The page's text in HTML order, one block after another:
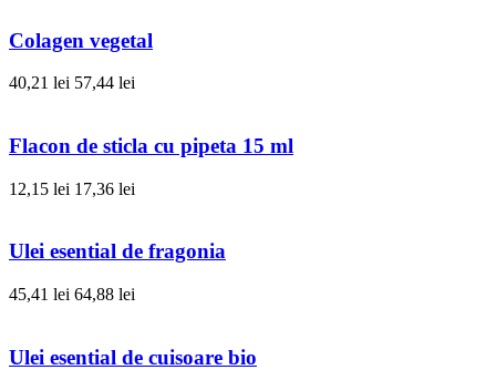
Colagen vegetal
40,21 lei 57,44 lei
Flacon de sticla cu pipeta 15 ml
12,15 lei 17,36 lei
Ulei esential de fragonia
45,41 lei 64,88 lei
Ulei esential de cuisoare bio